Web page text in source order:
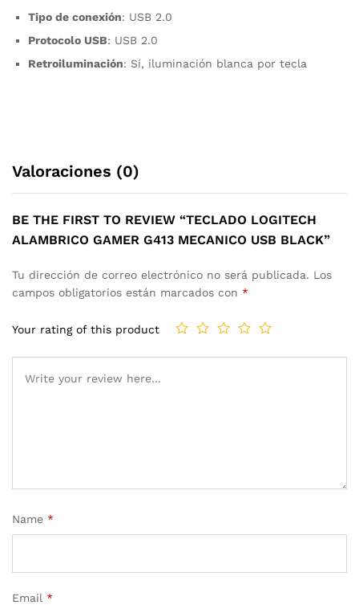
Tipo de conexión: USB 2.0
Protocolo USB: USB 2.0
Retroiluminación: Sí, iluminación blanca por tecla
Valoraciones (0)
BE THE FIRST TO REVIEW “TECLADO LOGITECH
ALAMBRICO GAMER G413 MECANICO USB BLACK”
Tu dirección de correo electrónico no será publicada. Los
campos obligatorios están marcados con *
Your rating of this product
Name *
Email *